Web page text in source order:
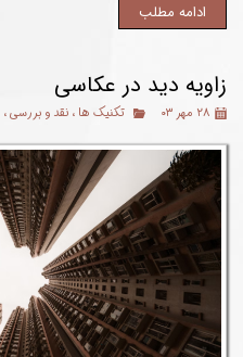
ادامه مطلب
زاویه دید در عکاسی
۲۸ مهر ۰۳ تکنیک ها ، نقد و بررسی،